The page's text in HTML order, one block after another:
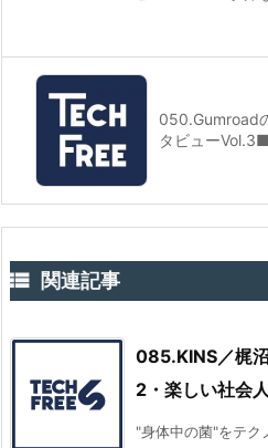
050.Gumroad
タビュー
 関連記事
085.KINS／梶
2・楽しい社会
"身体中の菌"をテク